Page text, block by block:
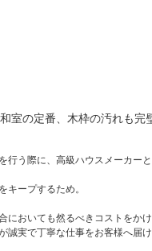
和室の定番、木枠の汚れも完
行う際に、高級ハウスメーカー
キープするため。
においても然るべきコストをか
実で丁寧な仕事をお客様へ届け